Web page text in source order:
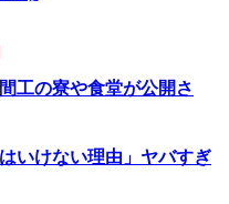
工の寮や食堂が公開さ
いけない理由」ヤバすぎ